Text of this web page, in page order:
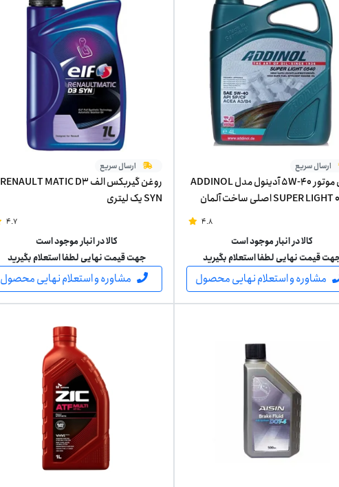
ارسال سریع
روغن موتور 5W-40 آدینول مدل ADDINOL
SUPER LIGHT 0540 اصلی ساخت آلمان
4.8
کالا در انبار موجود است
قیمت نهایی لطفا استعلام بگیرید
مشاوره و استعلام نهایی محصول
ارسال سریع
روغن گیربکس الف RENAULT MATIC D3
SYN یک لیتری
4.7
کالا در انبار موجود است
جهت قیمت نهایی لطفا استعلام بگیرید
مشاوره و استعلام نهایی محصول